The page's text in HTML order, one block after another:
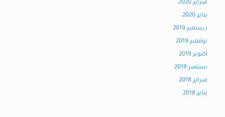
فبراير 2020
يناير 2020
ديسمبر 2019
نوفمبر 2019
أكتوبر 2019
سبتمبر 2019
فبراير 2018
يناير 2018